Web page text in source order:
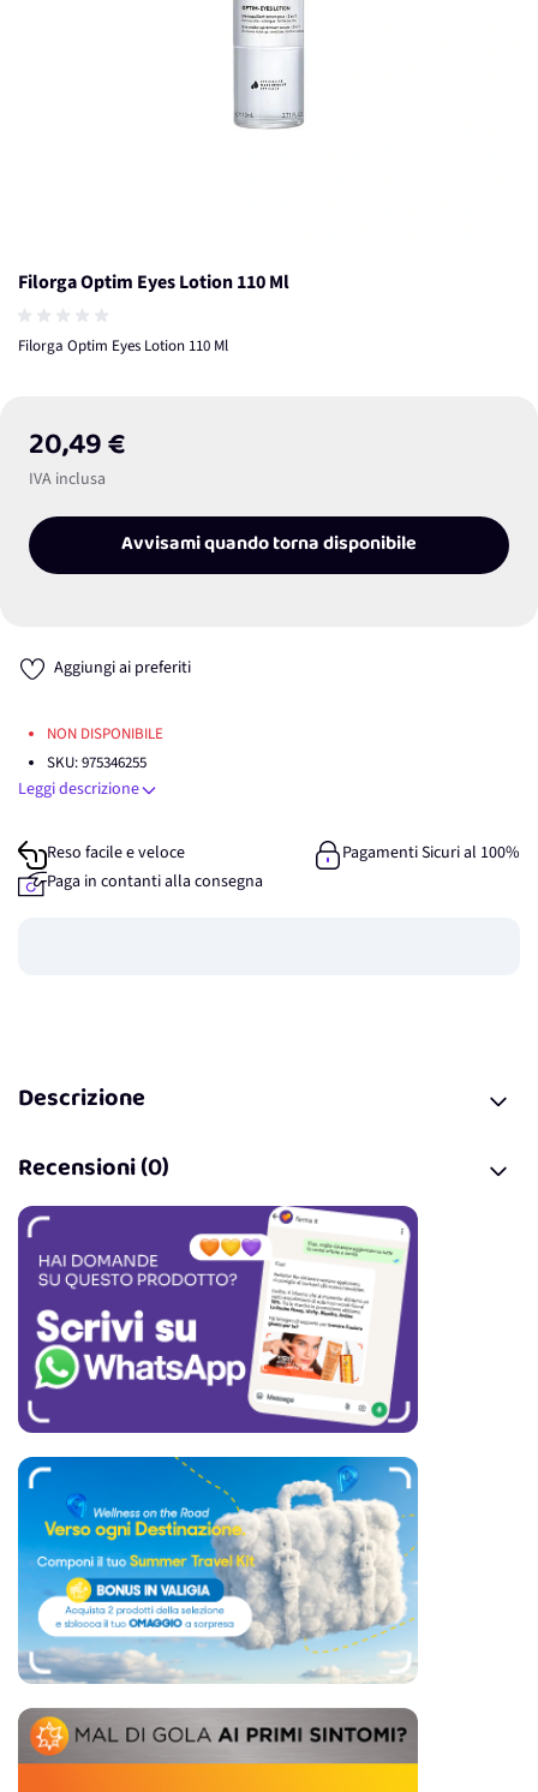
Filorga Optim Eyes Lotion 110 Ml
Filorga Optim Eyes Lotion 110 Ml
20,49 €
IVA inclusa
Avvisami quando torna disponibile
Aggiungi ai preferiti
NON DISPONIBILE
SKU:975346255
Leggi descrizione
Reso facile e veloce
Pagamenti Sicuri al 100%
Paga in contanti alla consegna
Descrizione
Recensioni (0)